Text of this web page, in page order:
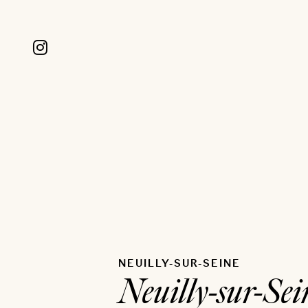
NEUILLY-SUR-SEINE
Neuilly-sur-